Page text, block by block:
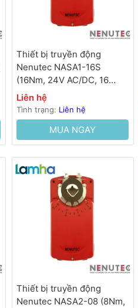
Thiết bị truyền động
Nenutec NASA1-16S
(16Nm, 24V AC/DC, 16
giây)
Liên hệ
Tình trạng: Liên hệ
MUA NGAY
Thiết bị truyền động
Nenutec NASA2-08 (8Nm,